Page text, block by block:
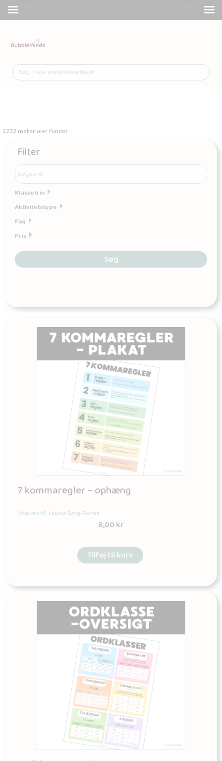
2232 materialer fundet
Filter
Klassetrin
Aktivitetstype
Fag
Pris
Søg
7 kommaregler – ophæng
Udgives af: Louise Berg-Sonne
8,00kr
Tilføj til kurv